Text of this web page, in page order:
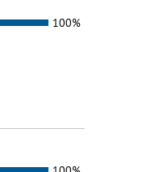
100%